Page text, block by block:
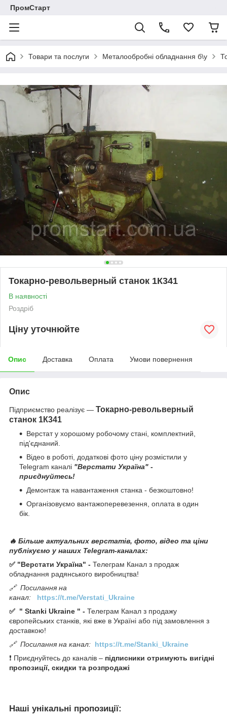
ПромСтарт
Товари та послуги Металообробні обладнання б\у
Токарно-револьверный станок 1К341
В наявності
Роздріб
Ціну уточнюйте
Опис Доставка Оплата Умови повернення
Опис
Підприємство реалізує — Токарно-револьверный
станок 1К341
Верстат у хорошому робочому стані, комплектний,
під'єднаний.
Відео в роботі, додаткові фото ціну розмістили у
Telegram каналі "Верстати Україна" -
приєднуйтесь!
Демонтаж та навантаження станка - безкоштовно!
Організовуємо вантажоперевезення, оплата в один
бік.
🔥 Більше актуальних верстатів, фото, відео та ціни
публікуємо у наших Telegram-каналах:
✅ "Верстати Україна" - Телеграм Канал з продаж
обладнання радянського виробництва!
🔗 Посилання на
канал: https://t.me/Verstati_Ukraine
✅ " Stanki Ukraine " - Телеграм Канал з продажу
європейських станків, які вже в Україні або під замовлення з
доставкою!
🔗 Посилання на канал: https://t.me/Stanki_Ukraine
❗ Приєднуйтесь до каналів – підписники отримують вигідні
пропозиції, скидки та розпродажі
Наші унікальні пропозиції: